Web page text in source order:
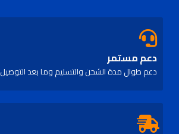
دعم مستمر
دعم طوال مدة الشحن والتسليم وما بعد التوصيل